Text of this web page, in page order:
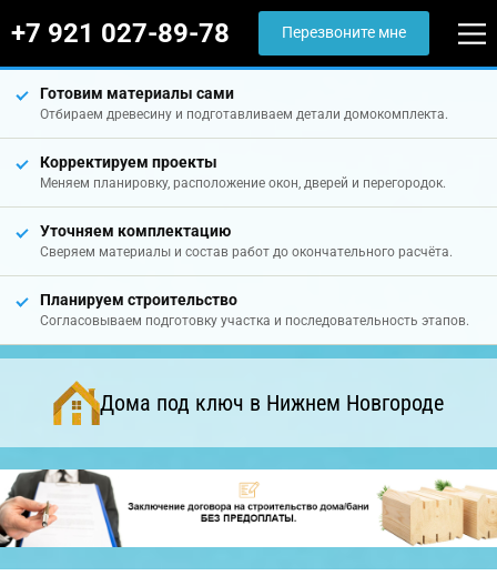
+7 921 027-89-78 Перезвоните мне
Готовим материалы сами
Отбираем древесину и подготавливаем детали домокомплекта.
Корректируем проекты
Меняем планировку, расположение окон, дверей и перегородок.
Уточняем комплектацию
Сверяем материалы и состав работ до окончательного расчёта.
Планируем строительство
Согласовываем подготовку участка и последовательность этапов.
Дома под ключ в Нижнем Новгороде